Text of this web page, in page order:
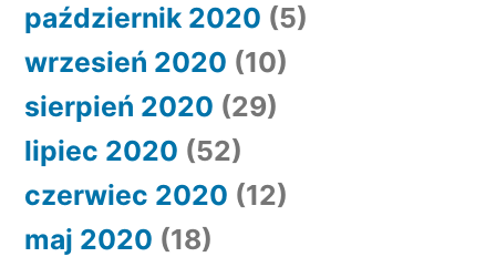
październik 2020 (5)
wrzesień 2020 (10)
sierpień 2020 (29)
lipiec 2020 (52)
czerwiec 2020 (12)
maj 2020 (18)